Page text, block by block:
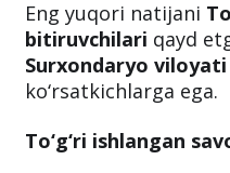
Eng yuqori natijani
Surxondaryo viloyati